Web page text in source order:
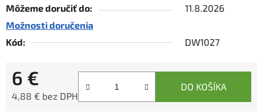
Môžeme doručiť do:
11.8.2026
Možnosti doručenia
Kód:
DW1027
6 €
4,88 € bez DPH
DO KOŠÍKA